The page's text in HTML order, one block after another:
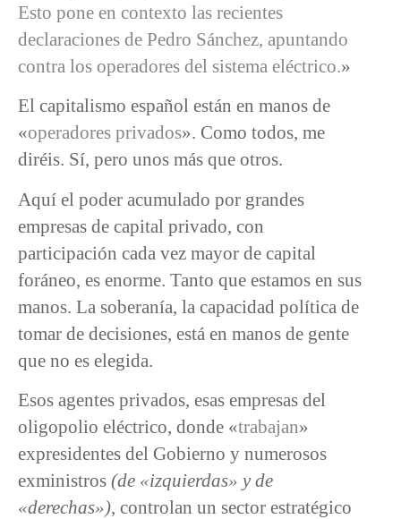
Esto pone en contexto las recientes
declaraciones de Pedro Sánchez, apuntando
contra los operadores del sistema eléctrico. »
El capitalismo español están en manos de
«operadores privados». Como todos, me
diréis. Sí, pero unos más que otros.
Aquí el poder acumulado por grandes
empresas de capital privado, con
participación cada vez mayor de capital
foráneo, es enorme. Tanto que estamos en sus
manos. La soberanía, la capacidad política de
tomar de decisiones, está en manos de gente
que no es elegida.
Esos agentes privados, esas empresas del
oligopolio eléctrico, donde «trabajan»
expresidentes del Gobierno y numerosos
exministros (de «izquierdas» y de
«derechas»), controlan un sector estratégico